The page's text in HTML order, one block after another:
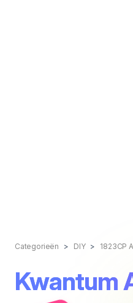
Categorieën DIY 1823CP
Kwantum